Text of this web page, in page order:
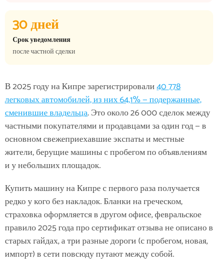
30 дней
Срок уведомления
после частной сделки
В 2025 году на Кипре зарегистрировали40 778
легковых автомобилей, из них 64,1% — подержанные,
сменившие владельца. Это около 26 000 сделок между
частными покупателями и продавцами за один год — в
основном свежеприехавшие экспаты и местные
жители, берущие машины с пробегом по объявлениям
и у небольших площадок.
Купить машину на Кипре с первого раза получается
редко у кого без накладок. Бланки на греческом,
страховка оформляется в другом офисе, февральское
правило 2025 года про сертификат отзыва не описано в
старых гайдах, а три разные дороги (с пробегом, новая,
импорт) в сети повсюду путают между собой.